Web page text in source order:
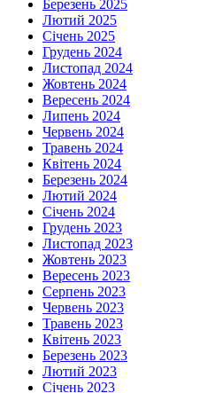
Березень 2025
Лютий 2025
Січень 2025
Грудень 2024
Листопад 2024
Жовтень 2024
Вересень 2024
Липень 2024
Червень 2024
Травень 2024
Квітень 2024
Березень 2024
Лютий 2024
Січень 2024
Грудень 2023
Листопад 2023
Жовтень 2023
Вересень 2023
Серпень 2023
Червень 2023
Травень 2023
Квітень 2023
Березень 2023
Лютий 2023
Січень 2023